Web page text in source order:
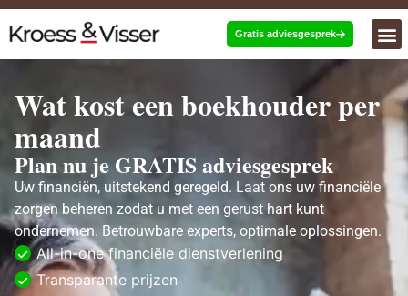
Gratis adviesgesprek
Wat kost een boekhouder per
maand
Plan nu je GRATIS adviesgesprek
Uw financiën, uitstekend geregeld. Laat ons uw financiële
zorgen beheren zodat u met een gerust hart kunt
ondernemen. Betrouwbare experts, optimale oplossingen.
All-in-one financiële dienstverlening
Transparante prijzen